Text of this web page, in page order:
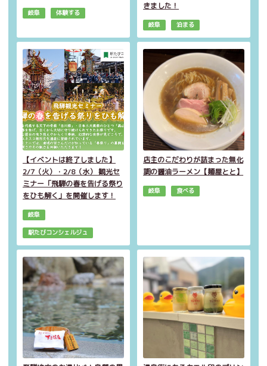
岐阜 体験する
きました！
岐阜 泊まる
【イベントは終了しました】
2/7（火）・2/8（水） 観光セ
ミナー「飛騨の春を告げる祭り
をひも解く」を開催します！
岐阜
駅たびコンシェルジュ
店主のこだわりが詰まった無化
調の醤油ラーメン【麺屋とと】
岐阜 食べる